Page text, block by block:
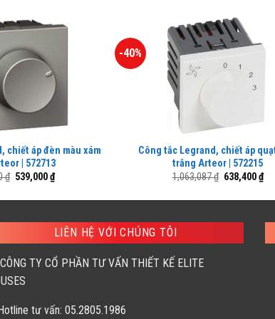
chiết áp đèn màu xám
| 572713
₫ Giá
539,000₫Giá
hiện
-40%
Công tắc Legrand, chiết áp
trắng Arteor | 572215
1,063,087₫ Giá
638,400₫Giá
hiện
LIÊN HỆ VỚI CHÚNG TÔI
CÔNG TY CỔ PHẦN TƯ VẤN THIẾT KẾ ELITE
Hotline tư vấn: 05.2805.1986